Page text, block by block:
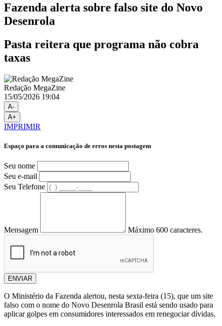
Fazenda alerta sobre falso site do Novo
Desenrola
Pasta reitera que programa não cobra
taxas
Redação MegaZine
15/05/2026 19:04
A-
A+
IMPRIMIR
Espaço para a comunicação de erros nesta postagem
Seu nome
Seu e-mail
Seu Telefone
Mensagem Máximo 600 caracteres.
ENVIAR
O Ministério da Fazenda alertou, nesta sexta-feira (15), que um site
falso com o nome do Novo Desenrola Brasil está sendo usado para
aplicar golpes em consumidores interessados em renegociar dívidas.